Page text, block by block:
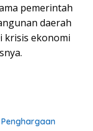
pemerintah
daerah
krisis ekonomi